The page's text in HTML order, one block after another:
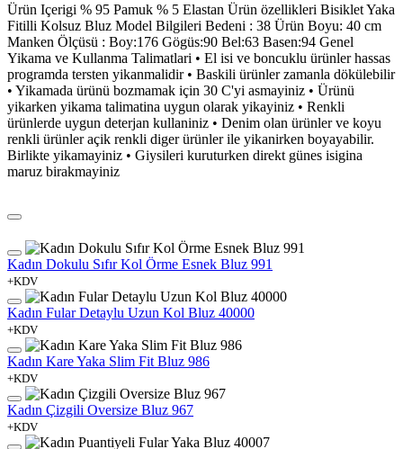
Ürün Içerigi % 95 Pamuk % 5 Elastan Ürün özellikleri Bisiklet Yaka
Fitilli Kolsuz Bluz Model Bilgileri Bedeni : 38 Ürün Boyu: 40 cm
Manken Ölçüsü : Boy:176 Gögüs:90 Bel:63 Basen:94 Genel
Yikama ve Kullanma Talimatlari • El isi ve boncuklu ürünler hassas
programda tersten yikanmalidir • Baskili ürünler zamanla dökülebilir
• Yikamada ürünü bozmamak için 30 C'yi asmayiniz • Ürünü
yikarken yikama talimatina uygun olarak yikayiniz • Renkli
ürünlerde uygun deterjan kullaniniz • Denim olan ürünler ve koyu
renkli ürünler açik renkli diger ürünler ile yikanirken boyayabilir.
Birlikte yikamayiniz • Giysileri kuruturken direkt günes isigina
maruz birakmayiniz
Kadın Dokulu Sıfır Kol Örme Esnek Bluz 991
+KDV
Kadın Fular Detaylu Uzun Kol Bluz 40000
+KDV
Kadın Kare Yaka Slim Fit Bluz 986
+KDV
Kadın Çizgili Oversize Bluz 967
+KDV